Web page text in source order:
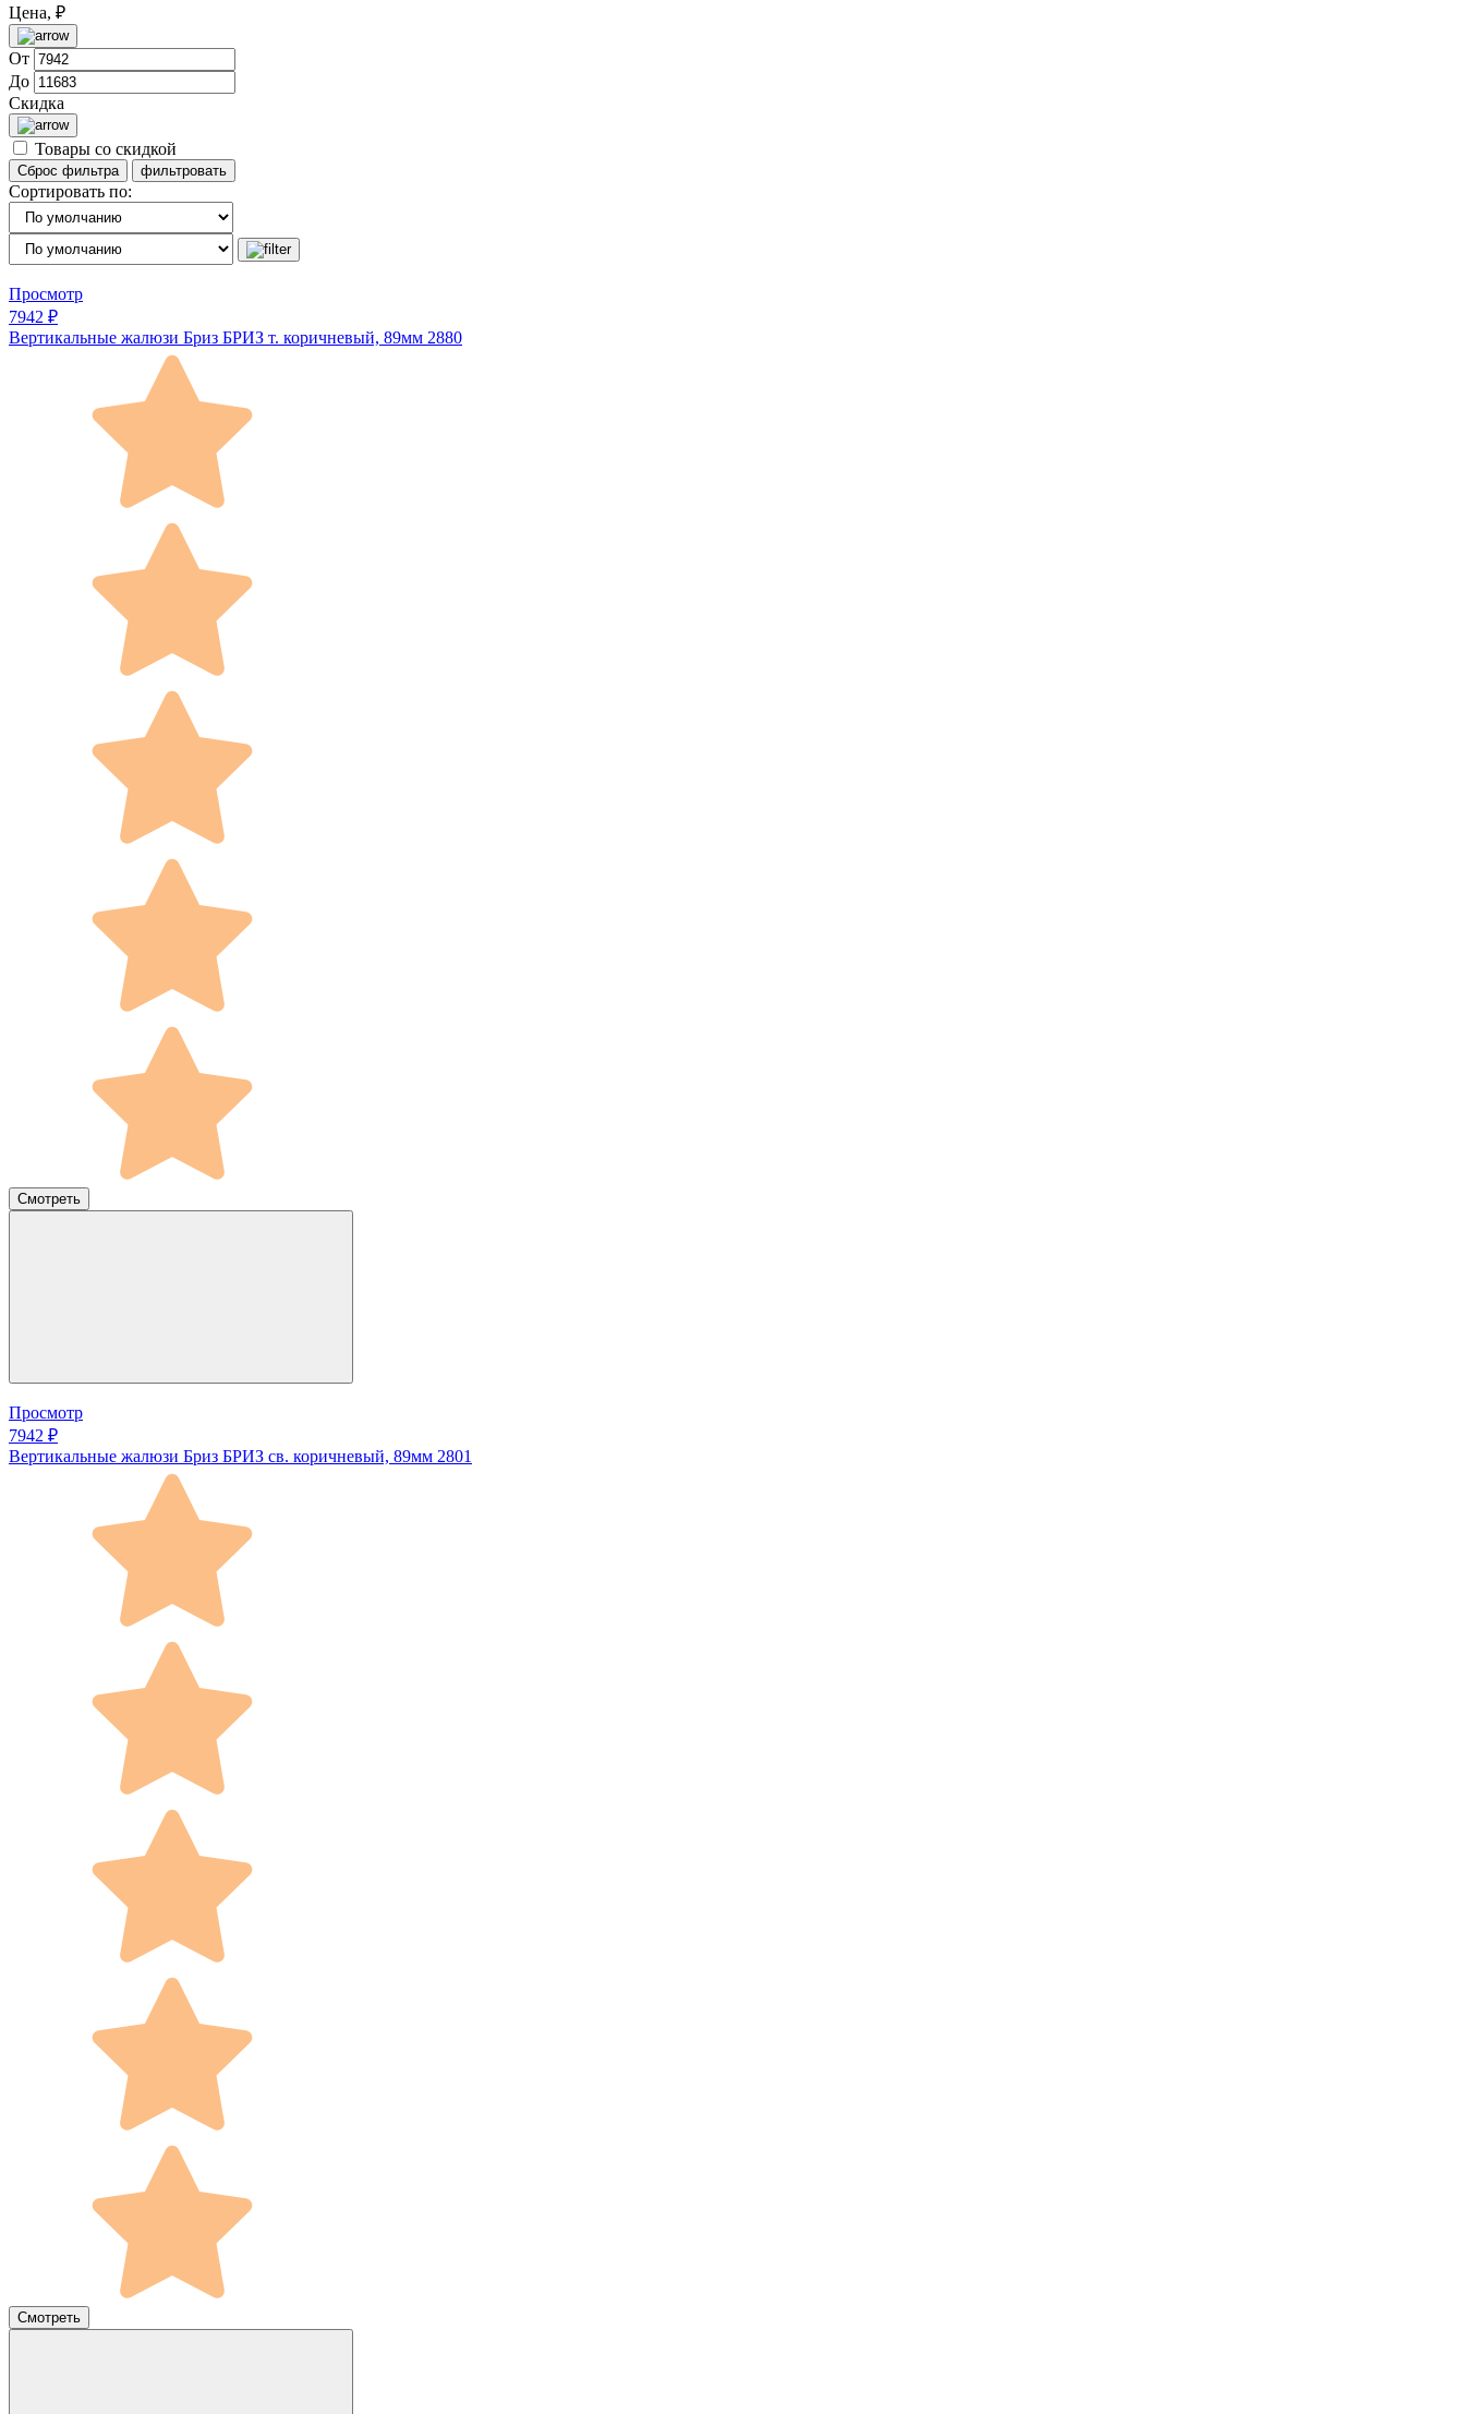
Цена, ₽
От
До
Скидка
Товары со скидкой
Сортировать по:
Просмотр
7942 ₽
Вертикальные жалюзи Бриз БРИЗ т. коричневый, 89мм 2880
Смотреть
Просмотр
7942 ₽
Вертикальные жалюзи Бриз БРИЗ св. коричневый, 89мм 2801
Смотреть